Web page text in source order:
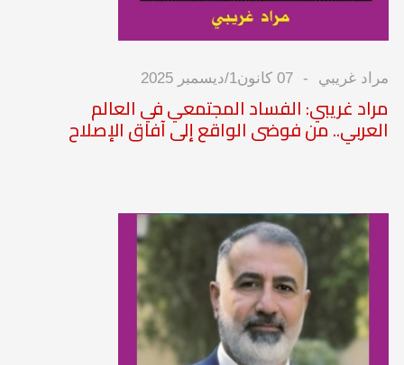
مراد غريبي 07 كانون1/ديسمبر 2025
مراد غريبي: الفساد المجتمعي في العالم
العربي.. من فوضى الواقع إلى آفاق الإصلاح